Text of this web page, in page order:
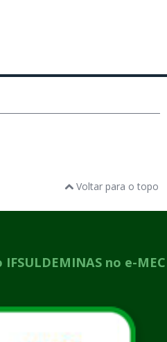
Voltar para o topo
no e-MEC